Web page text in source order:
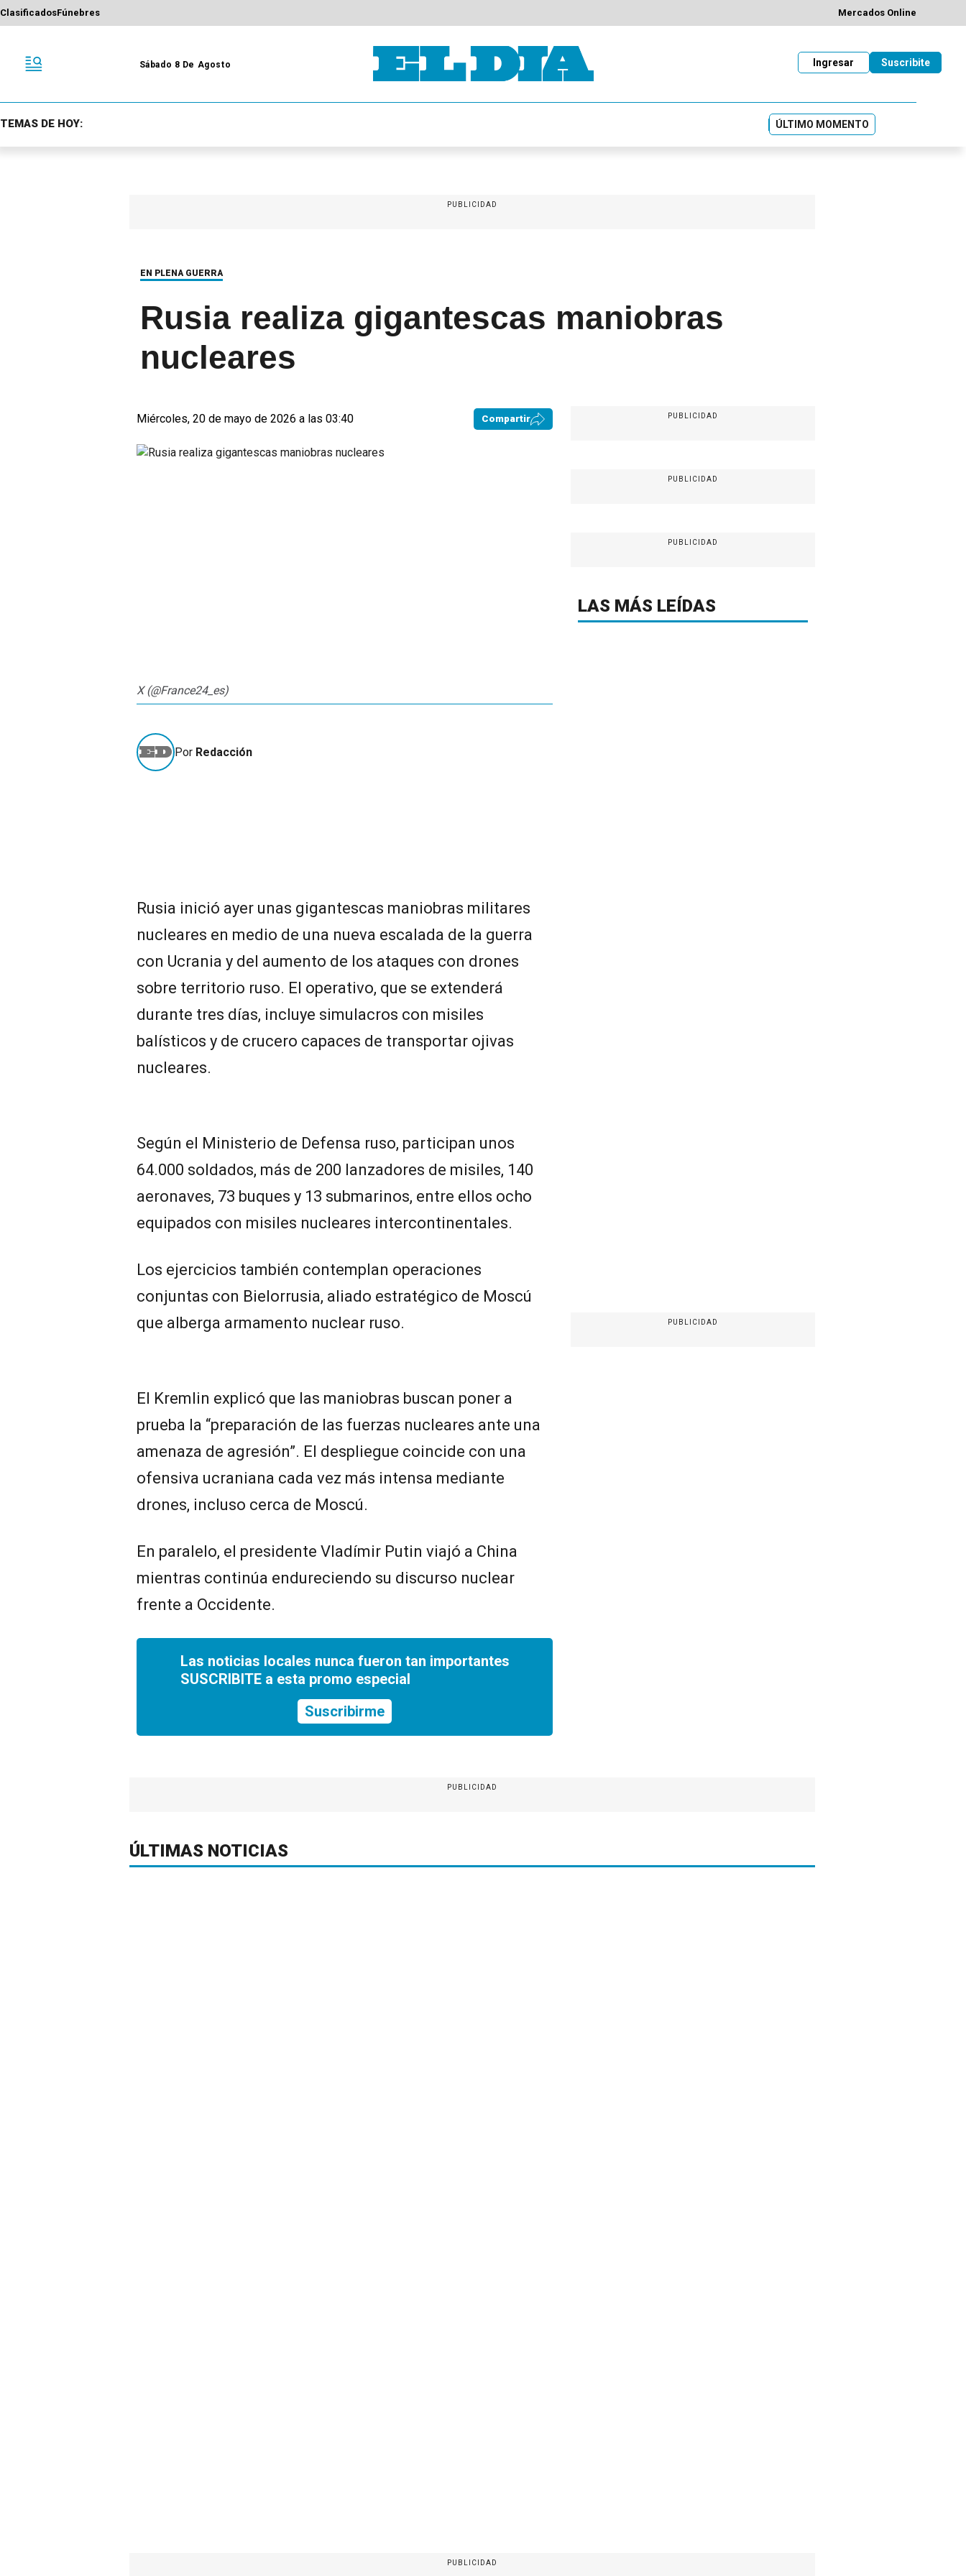
ClasificadosFúnebres Mercados Online
Sábado 8 De Agosto Suscribite
Ingresar
TEMAS DE HOY: ÚLTIMO MOMENTO
PUBLICIDAD
EN PLENA GUERRA
Rusia realiza gigantescas maniobras
nucleares
Miércoles, 20 de mayo de 2026 a las 03:40 Compartir
X (@France24_es)
Por Redacción
Rusia inició ayer unas gigantescas maniobras militares
nucleares en medio de una nueva escalada de la guerra
con Ucrania y del aumento de los ataques con drones
sobre territorio ruso. El operativo, que se extenderá
durante tres días, incluye simulacros con misiles
balísticos y de crucero capaces de transportar ojivas
nucleares.
Según el Ministerio de Defensa ruso, participan unos
64.000 soldados, más de 200 lanzadores de misiles, 140
aeronaves, 73 buques y 13 submarinos, entre ellos ocho
equipados con misiles nucleares intercontinentales.
Los ejercicios también contemplan operaciones
conjuntas con Bielorrusia, aliado estratégico de Moscú
que alberga armamento nuclear ruso.
El Kremlin explicó que las maniobras buscan poner a
prueba la “preparación de las fuerzas nucleares ante una
amenaza de agresión”. El despliegue coincide con una
ofensiva ucraniana cada vez más intensa mediante
drones, incluso cerca de Moscú.
En paralelo, el presidente Vladímir Putin viajó a China
mientras continúa endureciendo su discurso nuclear
frente a Occidente.
Las noticias locales nunca fueron tan importantes
SUSCRIBITE a esta promo especial
Suscribirme
PUBLICIDAD
PUBLICIDAD
PUBLICIDAD
LAS MÁS LEÍDAS
PUBLICIDAD
PUBLICIDAD
ÚLTIMAS NOTICIAS
PUBLICIDAD